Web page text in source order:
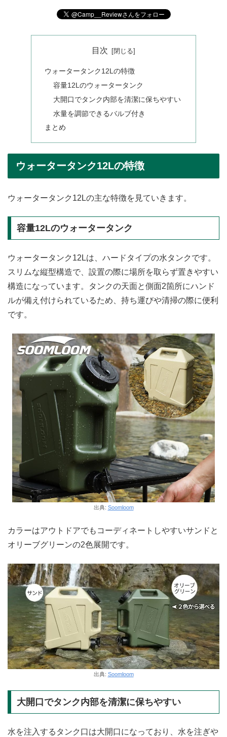
目次
ウォータータンク12Lの特徴
容量12Lのウォータータンク
大開口でタンク内部を清潔に保ちやすい
水量を調節できるバルブ付き
まとめ
ウォータータンク12Lの特徴
ウォータータンク12Lの主な特徴を見ていきます。
容量12Lのウォータータンク
ウォータータンク12Lは、ハードタイプの水タンクです。
スリムな縦型構造で、設置の際に場所を取らず置きやすい
構造になっています。タンクの天面と側面2箇所にハンド
ルが備え付けられているため、持ち運びや清掃の際に便利
です。
出典: Soomloom
カラーはアウトドアでもコーディネートしやすいサンドと
オリーブグリーンの2色展開です。
出典: Soomloom
大開口でタンク内部を清潔に保ちやすい
水を注入するタンク口は大開口になっており、水を注ぎや